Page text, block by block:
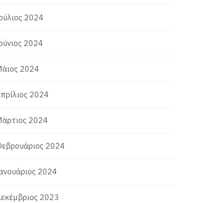
2024
2024
2024
2024
2024
2024
2024
2023